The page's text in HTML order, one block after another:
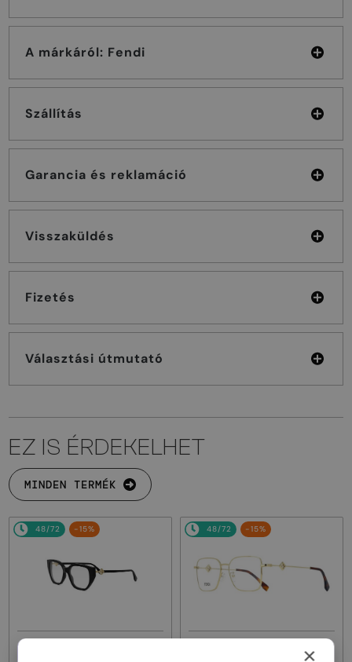
A márkáról: Fendi
Szállítás
Garancia és reklamáció
Visszaküldés
Fizetés
Választási útmutató
EZ IS ÉRDEKELHET
MINDEN TERMÉK
48/72 -15% 48/72 -15%
×